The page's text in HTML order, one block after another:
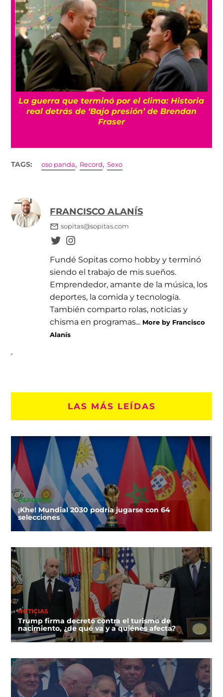
La guerra que terminó por el clima: Historia
real detrás de ‘Bajo presión’ de Brendan
Fraser
TAGS: oso panda, Record,Sexo
FRANCISCO ALANÍS
sopitas@sopitas.com
Fundé Sopitas como hobby y terminó
siendo el trabajo de mis sueños.
Emprendedor, amante de la música, los
deportes, la comida y tecnología.
También comparto rolas, noticias y
chisma en programas... More by Francisco
Alanís
LAS MÁS LEÍDAS
DEPORTES
¡Khe! Mundial 2030 podría jugarse con 64
selecciones
NOTICIAS
Trump firma decreto contra el turismo de
nacimiento, ¿de qué va y a quiénes afecta?